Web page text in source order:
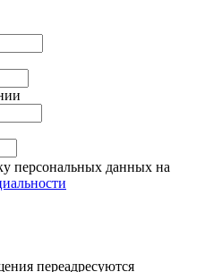
персональных данных на
переадресуются